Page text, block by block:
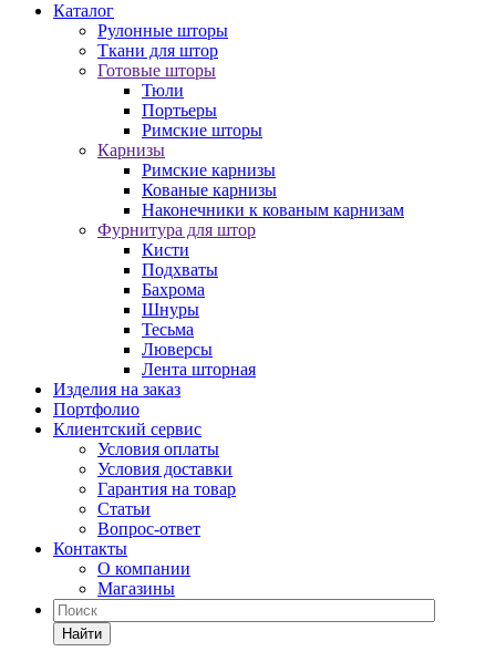
Каталог
Рулонные шторы
Ткани для штор
Готовые шторы
Тюли
Портьеры
Римские шторы
Карнизы
Римские карнизы
Кованые карнизы
Наконечники к кованым карнизам
Фурнитура для штор
Кисти
Подхваты
Бахрома
Шнуры
Тесьма
Люверсы
Лента шторная
Изделия на заказ
Портфолио
Клиентский сервис
Условия оплаты
Условия доставки
Гарантия на товар
Статьи
Вопрос-ответ
Контакты
О компании
Магазины
Найти